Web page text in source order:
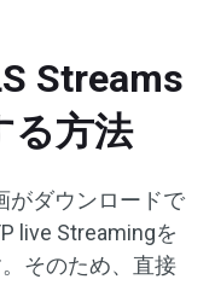
Streams
る方法
がダウンロードで
live Streamingを
そのため、直接